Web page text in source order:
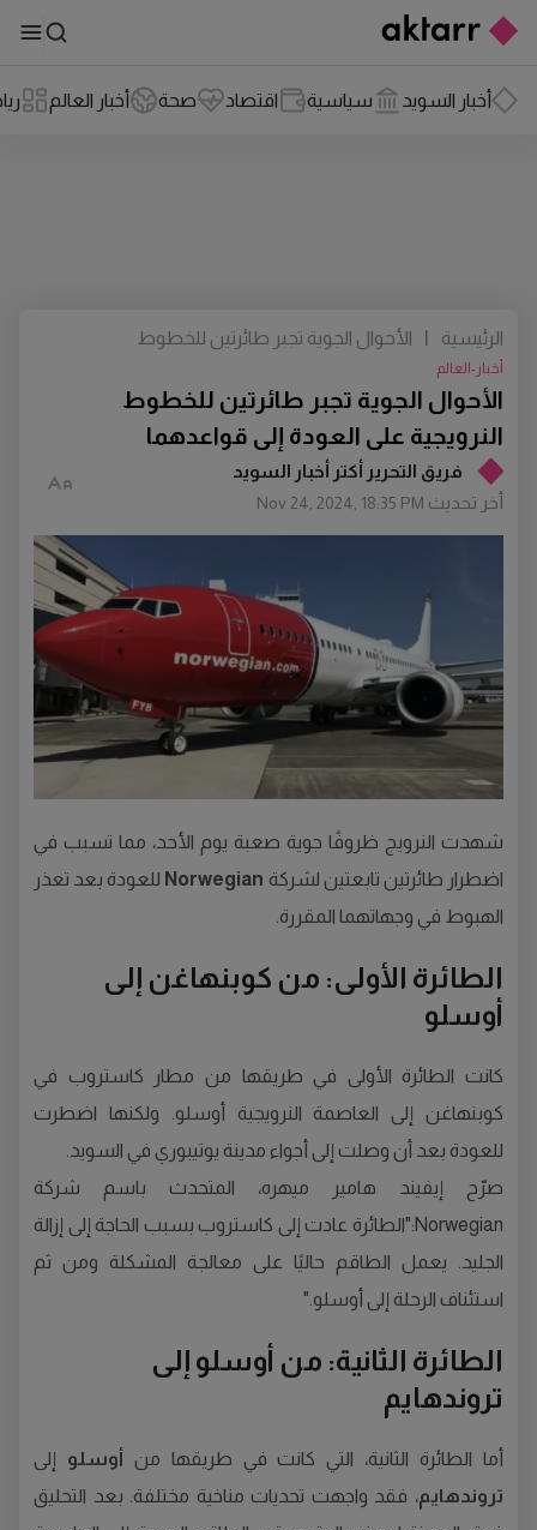
أخبار السويد سياسية اقتصاد صحة أخبار العالم
فريق التحرير أكتر أخبار السويد
أخر تحديث Nov 24, 2024, 18:35 PM
الأحوال الجوية تجبر طائرتين للخطوط
النرويجية على العودة إلى قواعدهما
أخبار-العالم
الرئيسية
الأحوال الجوية تجبر طائرتين للخطوط
شهدت النرويج ظروفًا جوية صعبة يوم الأحد، مما تسبب في
اضطرار طائرتين تابعتين لشركة Norwegian للعودة بعد تعذر
الهبوط في وجهاتهما المقررة.
الطائرة الأولى: من كوبنهاغن إلى
أوسلو
كانت الطائرة الأولى في طريقها من مطار كاستروب في
كوبنهاغن إلى العاصمة النرويجية أوسلو. ولكنها اضطرت
للعودة بعد أن وصلت إلى أجواء مدينة يوتيبوري في السويد.
صرّح إيفيند هامير ميهره، المتحدث باسم شركة
Norwegian:"الطائرة عادت إلى كاستروب بسبب الحاجة إلى إزالة
الجليد. يعمل الطاقم حاليًا على معالجة المشكلة ومن ثم
استئناف الرحلة إلى أوسلو."
الطائرة الثانية: من أوسلو إلى
تروندهايم
أما الطائرة الثانية، التي كانت في طريقها من أوسلو إلى
تروندهايم، فقد واجهت تحديات مناخية مختلفة. بعد التحليق